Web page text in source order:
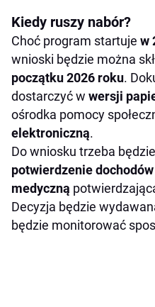
Kiedy ruszy nabór?
Choć program startuje w
wnioski będzie można
początku 2026 roku.
dostarczyć w wersji
ośrodka pomocy
elektroniczną.
Do wniosku trzeba
potwierdzenie dochodów
medyczną
Decyzja będzie
będzie monitorować